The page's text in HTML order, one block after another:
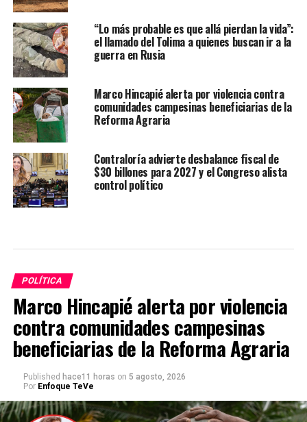
“Lo más probable es que allá pierdan la vida”:
el llamado del Tolima a quienes buscan ir a la
guerra en Rusia
Marco Hincapié alerta por violencia contra
comunidades campesinas beneficiarias de la
Reforma Agraria
Contraloría advierte desbalance fiscal de
$30 billones para 2027 y el Congreso alista
control político
POLÍTICA
Marco Hincapié alerta por violencia
contra comunidades campesinas
beneficiarias de la Reforma Agraria
Published hace11 horas on 5 agosto, 2026
Por Enfoque TeVe